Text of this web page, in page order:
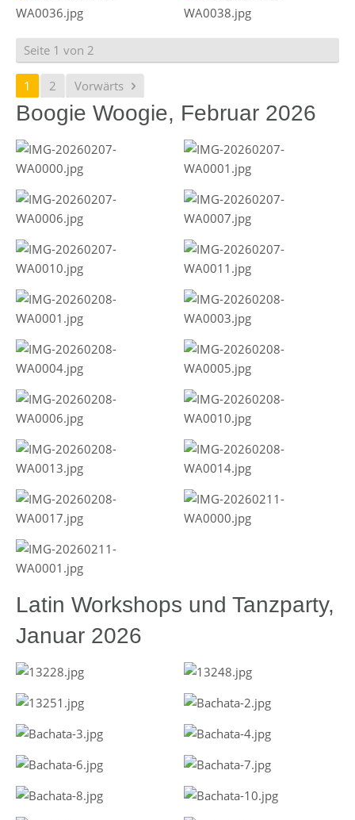
Seite 1 von 2
1 2 Vorwärts
Boogie Woogie, Februar 2026
Latin Workshops und Tanzparty,
Januar 2026